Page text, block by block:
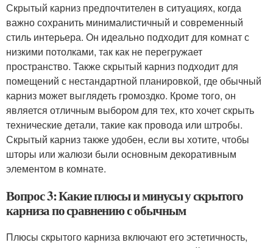
Скрытый карниз предпочтителен в ситуациях, когда
важно сохранить минималистичный и современный
стиль интерьера. Он идеально подходит для комнат с
низкими потолками, так как не перегружает
пространство. Также скрытый карниз подходит для
помещений с нестандартной планировкой, где обычный
карниз может выглядеть громоздко. Кроме того, он
является отличным выбором для тех, кто хочет скрыть
технические детали, такие как провода или штробы.
Скрытый карниз также удобен, если вы хотите, чтобы
шторы или жалюзи были основным декоративным
элементом в комнате.
Вопрос 3: Какие плюсы и минусы у скрытого
карниза по сравнению с обычным
Плюсы скрытого карниза включают его эстетичность,